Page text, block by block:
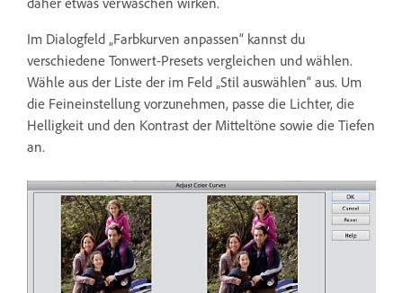
Im Dialogfeld „Farbkurven anpassen“ kannst du
verschiedene Tonwert-Presets vergleichen und wählen.
Wähle aus der Liste der im Feld „Stil auswählen“ aus. Um
die Feineinstellung vorzunehmen, passe die Lichter, die
Helligkeit und den Kontrast der Mitteltöne sowie die Tiefen
an.